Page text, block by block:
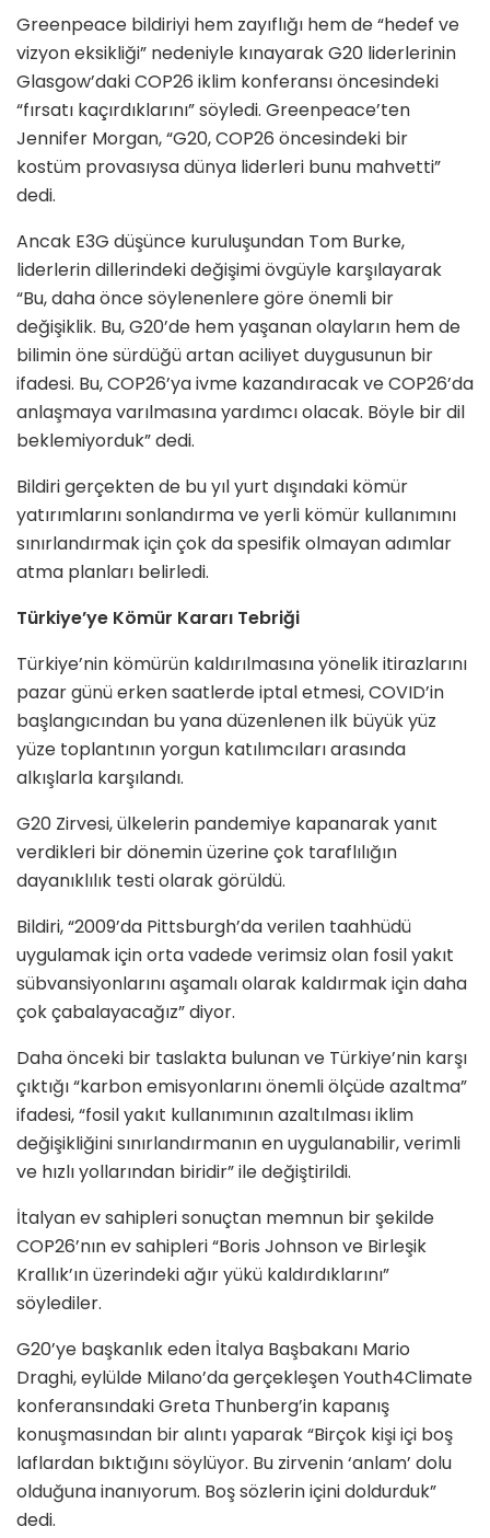
Greenpeace bildiriyi hem zayıflığı hem de “hedef ve
vizyon eksikliği” nedeniyle kınayarak G20 liderlerinin
Glasgow’daki COP26 iklim konferansı öncesindeki
“fırsatı kaçırdıklarını” söyledi. Greenpeace’ten
Jennifer Morgan, “G20, COP26 öncesindeki bir
kostüm provasıysa dünya liderleri bunu mahvetti”
dedi.
Ancak E3G düşünce kuruluşundan Tom Burke,
liderlerin dillerindeki değişimi övgüyle karşılayarak
“Bu, daha önce söylenenlere göre önemli bir
değişiklik. Bu, G20’de hem yaşanan olayların hem de
bilimin öne sürdüğü artan aciliyet duygusunun bir
ifadesi. Bu, COP26’ya ivme kazandıracak ve COP26’da
anlaşmaya varılmasına yardımcı olacak. Böyle bir dil
beklemiyorduk” dedi.
Bildiri gerçekten de bu yıl yurt dışındaki kömür
yatırımlarını sonlandırma ve yerli kömür kullanımını
sınırlandırmak için çok da spesifik olmayan adımlar
atma planları belirledi.
Türkiye’ye Kömür Kararı Tebriği
Türkiye’nin kömürün kaldırılmasına yönelik itirazlarını
pazar günü erken saatlerde iptal etmesi, COVID’in
başlangıcından bu yana düzenlenen ilk büyük yüz
yüze toplantının yorgun katılımcıları arasında
alkışlarla karşılandı.
G20 Zirvesi, ülkelerin pandemiye kapanarak yanıt
verdikleri bir dönemin üzerine çok taraflılığın
dayanıklılık testi olarak görüldü.
Bildiri, “2009’da Pittsburgh’da verilen taahhüdü
uygulamak için orta vadede verimsiz olan fosil yakıt
sübvansiyonlarını aşamalı olarak kaldırmak için daha
çok çabalayacağız” diyor.
Daha önceki bir taslakta bulunan ve Türkiye’nin karşı
çıktığı “karbon emisyonlarını önemli ölçüde azaltma”
ifadesi, “fosil yakıt kullanımının azaltılması iklim
değişikliğini sınırlandırmanın en uygulanabilir, verimli
ve hızlı yollarından biridir” ile değiştirildi.
İtalyan ev sahipleri sonuçtan memnun bir şekilde
COP26’nın ev sahipleri “Boris Johnson ve Birleşik
Krallık’ın üzerindeki ağır yükü kaldırdıklarını”
söylediler.
G20’ye başkanlık eden İtalya Başbakanı Mario
Draghi, eylülde Milano’da gerçekleşen Youth4Climate
konferansındaki Greta Thunberg’in kapanış
konuşmasından bir alıntı yaparak “Birçok kişi içi boş
laflardan bıktığını söylüyor. Bu zirvenin ‘anlam’ dolu
olduğuna inanıyorum. Boş sözlerin içini doldurduk”
dedi.